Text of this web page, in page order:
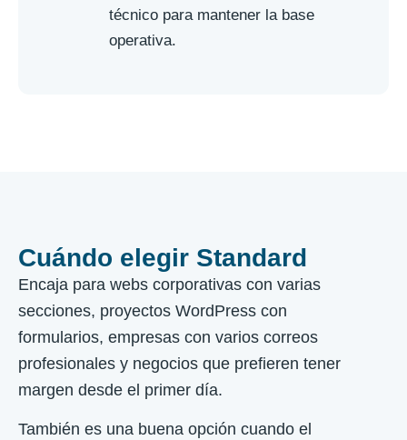
técnico para mantener la base
operativa.
Cuándo elegir Standard
Encaja para webs corporativas con varias
secciones, proyectos WordPress con
formularios, empresas con varios correos
profesionales y negocios que prefieren tener
margen desde el primer día.
También es una buena opción cuando el